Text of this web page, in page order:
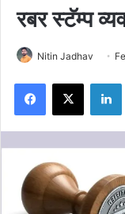
रबर स्टॅम्प
Nitin Jadhav
Facebook
X